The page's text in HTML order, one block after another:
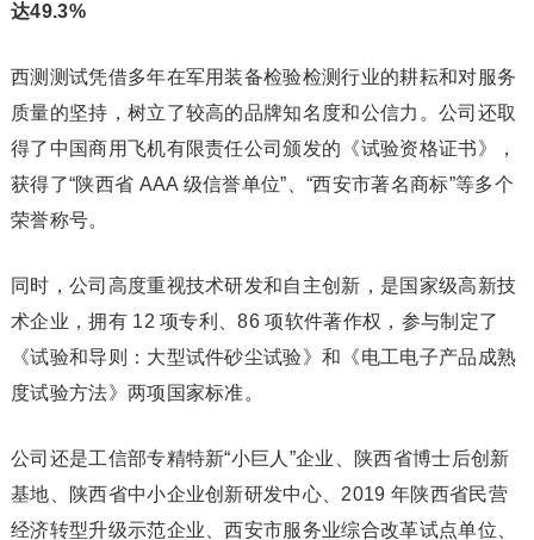
达49.3%
西测测试凭借多年在军用装备检验检测行业的耕耘和对服务
质量的坚持，树立了较高的品牌知名度和公信力。公司还取
得了中国商用飞机有限责任公司颁发的《试验资格证书》，
获得了“陕西省 AAA 级信誉单位”、“西安市著名商标”等多个
荣誉称号。
同时，公司高度重视技术研发和自主创新，是国家级高新技
术企业，拥有 12 项专利、86 项软件著作权，参与制定了
《试验和导则：大型试件砂尘试验》和《电工电子产品成熟
度试验方法》两项国家标准。
公司还是工信部专精特新“小巨人”企业、陕西省博士后创新
基地、陕西省中小企业创新研发中心、2019 年陕西省民营
经济转型升级示范企业、西安市服务业综合改革试点单位、